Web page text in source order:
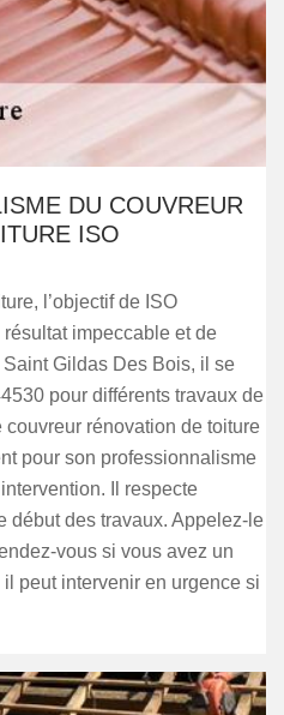
DU COUVREUR
ISO
l’objectif de ISO
résultat impeccable et de
Gildas Des Bois, il se
pour différents travaux de
rénovation de toiture
pour son professionnalisme
Il respecte
début des travaux. Appelez-le
vous si vous avez un
peut intervenir en urgence si